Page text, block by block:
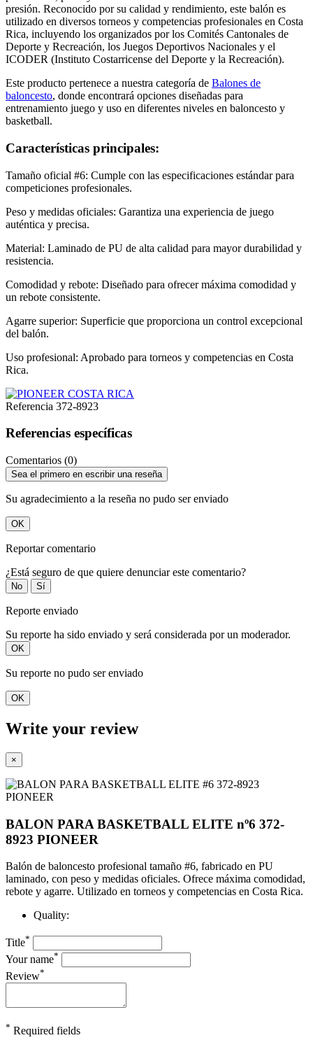
presión.​ Reconocido por su calidad y rendimiento, este balón es
utilizado en diversos torneos y competencias profesionales en Costa
Rica, incluyendo los organizados por los Comités Cantonales de
Deporte y Recreación, los Juegos Deportivos Nacionales y el
ICODER (Instituto Costarricense del Deporte y la Recreación). ​
Este producto pertenece a nuestra categoría de Balones de
baloncesto, donde encontrará opciones diseñadas para
entrenamiento juego y uso en diferentes niveles en baloncesto y
basketball.
Características principales:
Tamaño oficial #6: Cumple con las especificaciones estándar para
competiciones profesionales.​
Peso y medidas oficiales: Garantiza una experiencia de juego
auténtica y precisa.​
Material: Laminado de PU de alta calidad para mayor durabilidad y
resistencia.​
Comodidad y rebote: Diseñado para ofrecer máxima comodidad y
un rebote consistente.​
Agarre superior: Superficie que proporciona un control excepcional
del balón.​
Uso profesional: Aprobado para torneos y competencias en Costa
Rica.
Referencia 372-8923
Referencias específicas
Comentarios (0)
Sea el primero en escribir una reseña
Su agradecimiento a la reseña no pudo ser enviado
OK
Reportar comentario
¿Está seguro de que quiere denunciar este comentario?
No Sí
Reporte enviado
Su reporte ha sido enviado y será considerada por un moderador.
OK
Su reporte no pudo ser enviado
OK
Write your review
×
BALON PARA BASKETBALL ELITE nº6 372-
8923 PIONEER
Balón de baloncesto profesional tamaño #6, fabricado en PU
laminado, con peso y medidas oficiales. Ofrece máxima comodidad,
rebote y agarre. Utilizado en torneos y competencias en Costa Rica.​
Quality:
Title*
Your name*
Review*
* Required fields